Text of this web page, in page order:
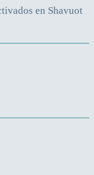
en Shavuot